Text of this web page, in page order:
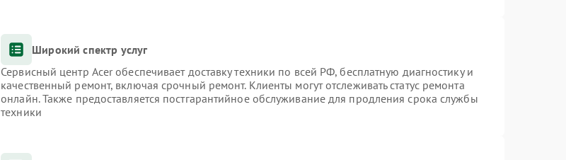
Широкий спектр услуг
Сервисный центр Acer обеспечивает доставку техники по всей РФ, бесплатную диагностику и
качественный ремонт, включая срочный ремонт. Клиенты могут отслеживать статус ремонта
онлайн. Также предоставляется постгарантийное обслуживание для продления срока службы
техники